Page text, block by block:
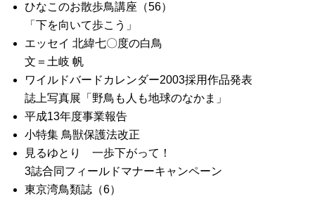
ひなこのお散歩鳥講座（56）
「下を向いて歩こう」
エッセイ 北緯七〇度の白鳥
文＝土岐 帆
ワイルドバードカレンダー2003採用作品発表
誌上写真展「野鳥も人も地球のなかま」
平成13年度事業報告
小特集 鳥獣保護法改正
見るゆとり 一歩下がって！
3誌合同フィールドマナーキャンペーン
東京湾鳥類誌（6）